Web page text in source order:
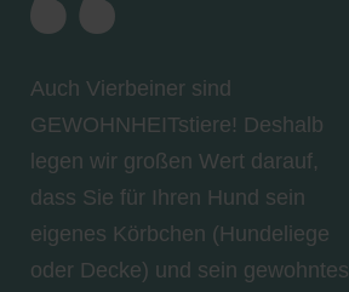
Auch Vierbeiner sind
GEWOHNHEITstiere! Deshalb
legen wir großen Wert darauf,
dass Sie für Ihren Hund sein
eigenes Körbchen (Hundeliege
oder Decke) und sein gewohntes